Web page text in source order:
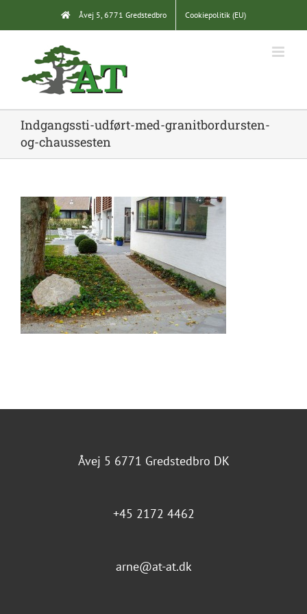
content
Åvej 5, 6771 Gredstedbro Cookiepolitik (EU)
Indgangssti-udført-med-granitbordursten-
og-chaussesten
Åvej 5 6771 Gredstedbro DK
+45 2172 4462
arne@at-at.dk